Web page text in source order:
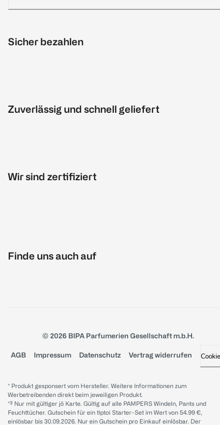
Sicher bezahlen
Zuverlässig und schnell geliefert
Wir sind zertifiziert
Finde uns auch auf
© 2026 BIPA Parfumerien Gesellschaft m.b.H.
AGB Impressum Datenschutz Vertrag widerrufen
* Produkt gesponsert vom Hersteller. Weitere Informationen zum
Werbetreibenden direkt beim jeweiligen Produkt.
*³ Nur mit gültiger jö Karte. Gültig auf alle PAMPERS Windeln, Pants und
Feuchttücher. Gutschein für ein tiptoi Starter-Set im Wert von 54.99 €,
einlösbar bis 30.09.2026. Nur ein Gutschein pro Einkauf einlösbar. Der